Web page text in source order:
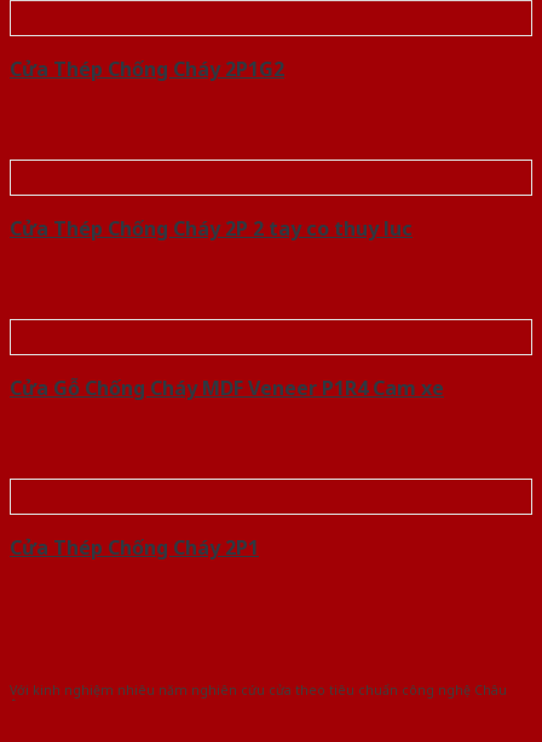
Cửa Thép Chống Cháy 2P1G2
Cửa Thép Chống Cháy 2P 2 tay co thuy luc
Cửa Gỗ Chống Cháy MDF Veneer P1R4 Cam xe
Cửa Thép Chống Cháy 2P1
Với kinh nghiệm nhiêu năm nghiên cứu cửa theo tiêu chuẩn công nghệ Châu
Âu.Chúng tôi tự tin là nhà sản xuất & cung cấp hàng đầu tại Việt Nam!